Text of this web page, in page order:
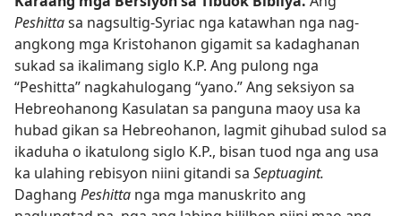
Peshittasa nagsultig-Syriac nga katawhan nga nag-
angkong mga Kristohanon gigamit sa kadaghanan
sukad sa ikalimang siglo K.P. Ang pulong nga
“Peshitta” nagkahulogang “yano.” Ang seksiyon sa
Hebreohanong Kasulatan sa panguna maoy usa ka
hubad gikan sa Hebreohanon, lagmit gihubad sulod sa
ikaduha o ikatulong siglo K.P., bisan tuod nga ang usa
ka ulahing rebisyon niini gitandi sa Septuagint.
Daghang Peshitta nga mga manuskrito ang